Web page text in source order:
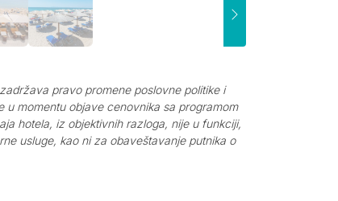
pravo promene poslovne politike i
u momentu objave cenovnika sa programom
hotela, iz objektivnih razloga, nije u funkciji,
usluge, kao ni za obaveštavanje putnika o